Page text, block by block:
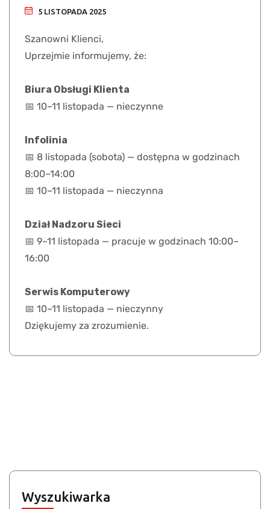
5 LISTOPADA 2025
Szanowni Klienci,
Uprzejmie informujemy, że:
Biura Obsługi Klienta
📅 10–11 listopada — nieczynne
Infolinia
📅 8 listopada (sobota) — dostępna w godzinach
8:00–14:00
📅 10–11 listopada — nieczynna
Dział Nadzoru Sieci
📅 9–11 listopada — pracuje w godzinach 10:00–
16:00
Serwis Komputerowy
📅 10–11 listopada — nieczynny
Dziękujemy za zrozumienie.
Wyszukiwarka